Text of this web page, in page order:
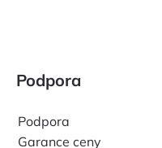
Podpora
Podpora
Garance ceny